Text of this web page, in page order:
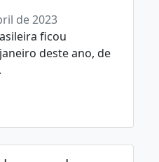
de 2023
ficou
deste ano, de